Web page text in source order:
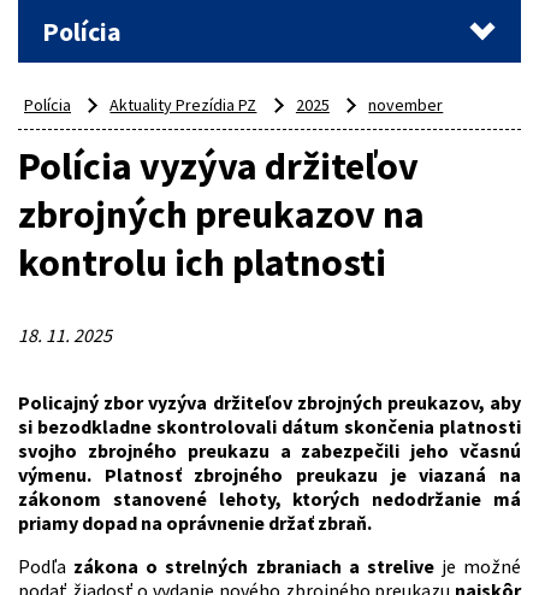
Polícia
Polícia Aktuality Prezídia PZ 2025 november
Polícia vyzýva držiteľov
zbrojných preukazov na
kontrolu ich platnosti
18. 11. 2025
Policajný zbor vyzýva držiteľov zbrojných preukazov, aby
si bezodkladne skontrolovali dátum skončenia platnosti
svojho zbrojného preukazu a zabezpečili jeho včasnú
výmenu. Platnosť zbrojného preukazu je viazaná na
zákonom stanovené lehoty, ktorých nedodržanie má
priamy dopad na oprávnenie držať zbraň.
Podľa zákona o strelných zbraniach a strelive je možné